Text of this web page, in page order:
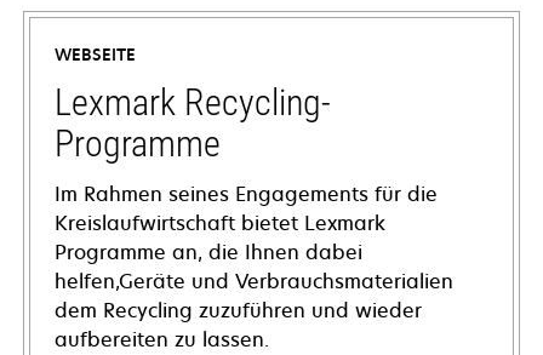
in
neuen
Registerkarte
geöffnet
WEBSEITE
Lexmark Recycling-
Programme
Im Rahmen seines Engagements für die
Kreislaufwirtschaft bietet Lexmark
Programme an, die Ihnen dabei
helfen,Geräte und Verbrauchsmaterialien
dem Recycling zuzuführen und wieder
aufbereiten zu lassen.